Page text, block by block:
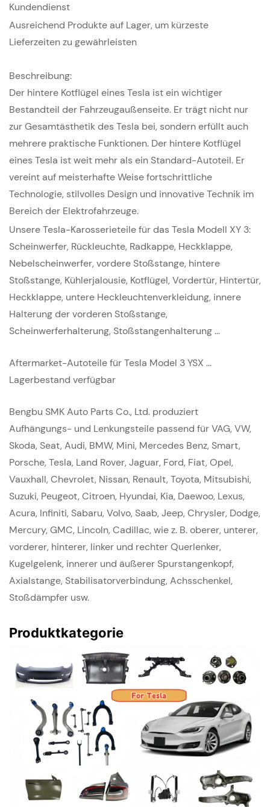
Kundendienst
Ausreichend Produkte auf Lager, um kürzeste
Lieferzeiten zu gewährleisten
Beschreibung:
Der hintere Kotflügel eines Tesla ist ein wichtiger
Bestandteil der Fahrzeugaußenseite. Er trägt nicht nur
zur Gesamtästhetik des Tesla bei, sondern erfüllt auch
mehrere praktische Funktionen. Der hintere Kotflügel
eines Tesla ist weit mehr als ein Standard-Autoteil. Er
vereint auf meisterhafte Weise fortschrittliche
Technologie, stilvolles Design und innovative Technik im
Bereich der Elektrofahrzeuge.
Unsere Tesla-Karosserieteile für das Tesla Modell XY 3:
Scheinwerfer, Rückleuchte, Radkappe, Heckklappe,
Nebelscheinwerfer, vordere Stoßstange, hintere
Stoßstange, Kühlerjalousie, Kotflügel, Vordertür, Hintertür,
Heckklappe, untere Heckleuchtenverkleidung, innere
Halterung der vorderen Stoßstange,
Scheinwerferhalterung, Stoßstangenhalterung ...
Aftermarket-Autoteile für Tesla Model 3 YSX ...
Lagerbestand verfügbar
Bengbu SMK Auto Parts Co., Ltd. produziert
Aufhängungs- und Lenkungsteile passend für VAG, VW,
Skoda, Seat, Audi, BMW, Mini, Mercedes Benz, Smart,
Porsche, Tesla, Land Rover, Jaguar, Ford, Fiat, Opel,
Vauxhall, Chevrolet, Nissan, Renault, Toyota, Mitsubishi,
Suzuki, Peugeot, Citroen, Hyundai, Kia, Daewoo, Lexus,
Acura, Infiniti, Sabaru, Volvo, Saab, Jeep, Chrysler, Dodge,
Mercury, GMC, Lincoln, Cadillac, wie z. B. oberer, unterer,
vorderer, hinterer, linker und rechter Querlenker,
Kugelgelenk, innerer und äußerer Spurstangenkopf,
Axialstange, Stabilisatorverbindung, Achsschenkel,
Stoßdämpfer usw.
Produktkategorie